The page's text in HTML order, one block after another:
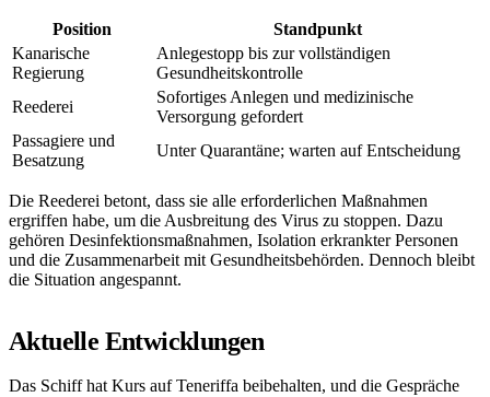
Position
Standpunkt
Kanarische
Regierung
Anlegestopp bis zur vollständigen
Gesundheitskontrolle
Reederei
Sofortiges Anlegen und medizinische
Versorgung gefordert
Passagiere und
Besatzung
Unter Quarantäne; warten auf Entscheidung
Die Reederei betont, dass sie alle erforderlichen Maßnahmen
ergriffen habe, um die Ausbreitung des Virus zu stoppen. Dazu
gehören Desinfektionsmaßnahmen, Isolation erkrankter Personen
und die Zusammenarbeit mit Gesundheitsbehörden. Dennoch bleibt
die Situation angespannt.
Aktuelle Entwicklungen
Das Schiff hat Kurs auf Teneriffa beibehalten, und die Gespräche